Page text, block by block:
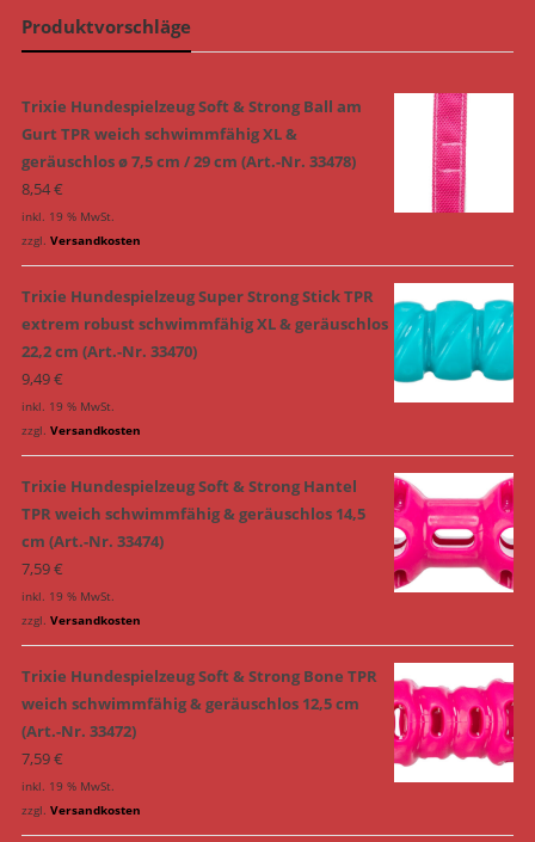
Produktvorschläge
Trixie Hundespielzeug Soft & Strong Ball am
Gurt TPR weich schwimmfähig XL &
geräuschlos ø 7,5 cm / 29 cm (Art.-Nr. 33478)
8,54€
inkl. 19 % MwSt.
zzgl. Versandkosten
Trixie Hundespielzeug Super Strong Stick TPR
extrem robust schwimmfähig XL & geräuschlos
22,2 cm (Art.-Nr. 33470)
9,49€
inkl. 19 % MwSt.
zzgl. Versandkosten
Trixie Hundespielzeug Soft & Strong Hantel
TPR weich schwimmfähig & geräuschlos 14,5
cm (Art.-Nr. 33474)
7,59€
inkl. 19 % MwSt.
zzgl. Versandkosten
Trixie Hundespielzeug Soft & Strong Bone TPR
weich schwimmfähig & geräuschlos 12,5 cm
(Art.-Nr. 33472)
7,59€
inkl. 19 % MwSt.
zzgl. Versandkosten